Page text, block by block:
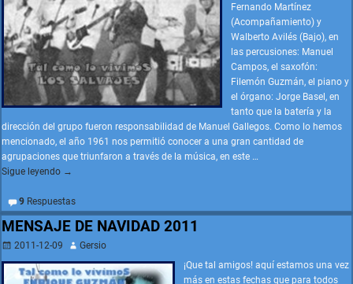
Fernando Martínez
(Acompañamiento) y
Walberto Avilés (Bajo), en
las percusiones: Manuel
Campos, el saxofón:
Filemón Guzmán, el piano y
el órgano: Jorge Basel, en
tanto que la batería y la
dirección del grupo fueron responsabilidad de Manuel Gallegos. Como lo hemos
mencionado, el año 1961 nos permitió conocer a una gran cantidad de
agrupaciones que triunfaron a través de la música, en este …
Sigue leyendo →
9Respuestas
MENSAJE DE NAVIDAD 2011
2011-12-09
Gersio
¡Que tal amigos! aquí estamos una vez
más en estas fechas que para todos